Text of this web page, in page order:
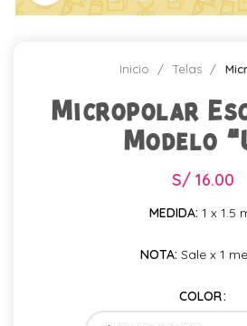
Inicio Telas
Micropolar
Modelo
S/16.00
MEDIDA: 1 x 1.5
NOTA: Sale x 1
COLOR